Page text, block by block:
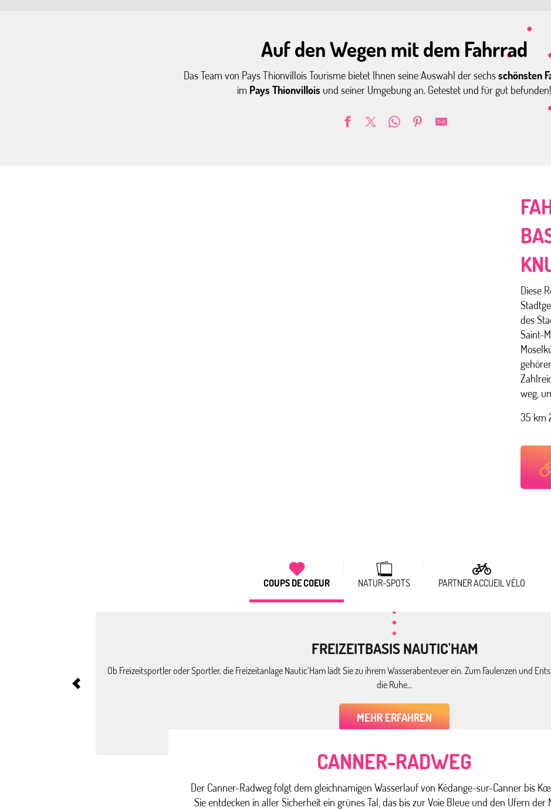
Auf den Wegen mit dem Fahrrad
Das Team von Pays Thionvillois Tourisme bietet Ihnen seine Auswahl der sechsschönsten
im Pays Thionvillois und seiner Umgebung an. Getestet und für gut befunden!
Diese
des
Saint-
weg,
35 km
COUPS DE COEUR NATUR-SPOTS PARTNER ACCUEIL VÉLO
FREIZEITBASIS NAUTIC'HAM
Ob Freizeitsportler oder Sportler, die Freizeitanlage Nautic’Ham lädt Sie zu ihrem Wasserabenteuer ein. Zum Faulenzen und
die Ruhe...
MEHR ERFAHREN
CANNER-RADWEG
Der Canner-Radweg folgt dem gleichnamigen Wasserlauf von Kédange-sur-Canner bis
Sie entdecken in aller Sicherheit ein grünes Tal, das bis zur Voie Bleue und den Ufern der